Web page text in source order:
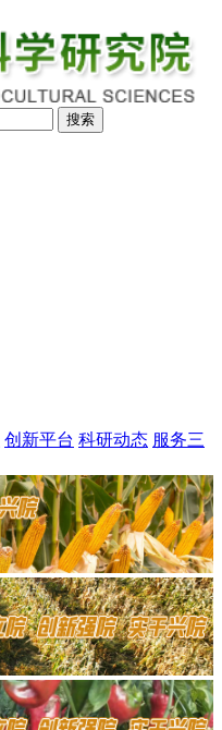
搜索
创新平台 科研动态 服务三